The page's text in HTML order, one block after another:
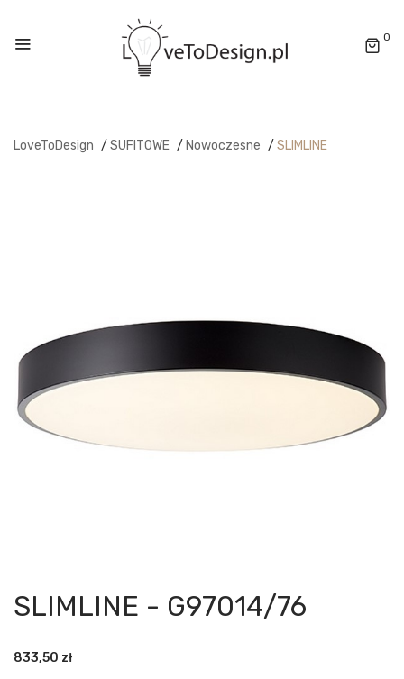
0
LoveToDesign / SUFITOWE / Nowoczesne / SLIMLINE
SLIMLINE - G97014/76
833,50 zł